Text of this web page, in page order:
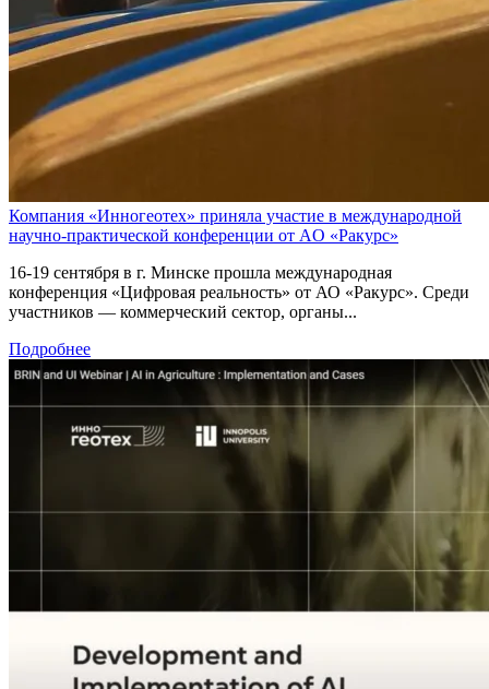
Компания «Инногеотех» приняла участие в международной
научно-практической конференции от АO «Ракурс»
16-19 сентября в г. Минске прошла международная
конференция «Цифровая реальность» от АО «Ракурс». Среди
участников — коммерческий сектор, органы...
Подробнее